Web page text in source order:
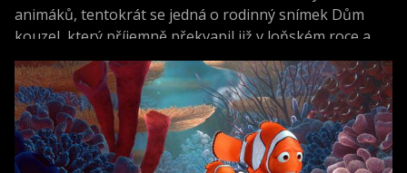
animáků, tentokrát se jedná o rodinný snímek Dům
kouzel, který příjemně překvapil již v loňském roce a
teprve nyní doráží do tuzemských kin. Ačkoliv film
pochází z Belgie, svou digitální animací i stylem se
náramně podobá americké produkci studií jako Pixar či
Dreamworks. I nejzarytějším odpůrcům při pohledu na
dnešní animované filmy musí dojít, že kreslená animace
se v mnoha příštích letech nevrátí. Co však přimělo